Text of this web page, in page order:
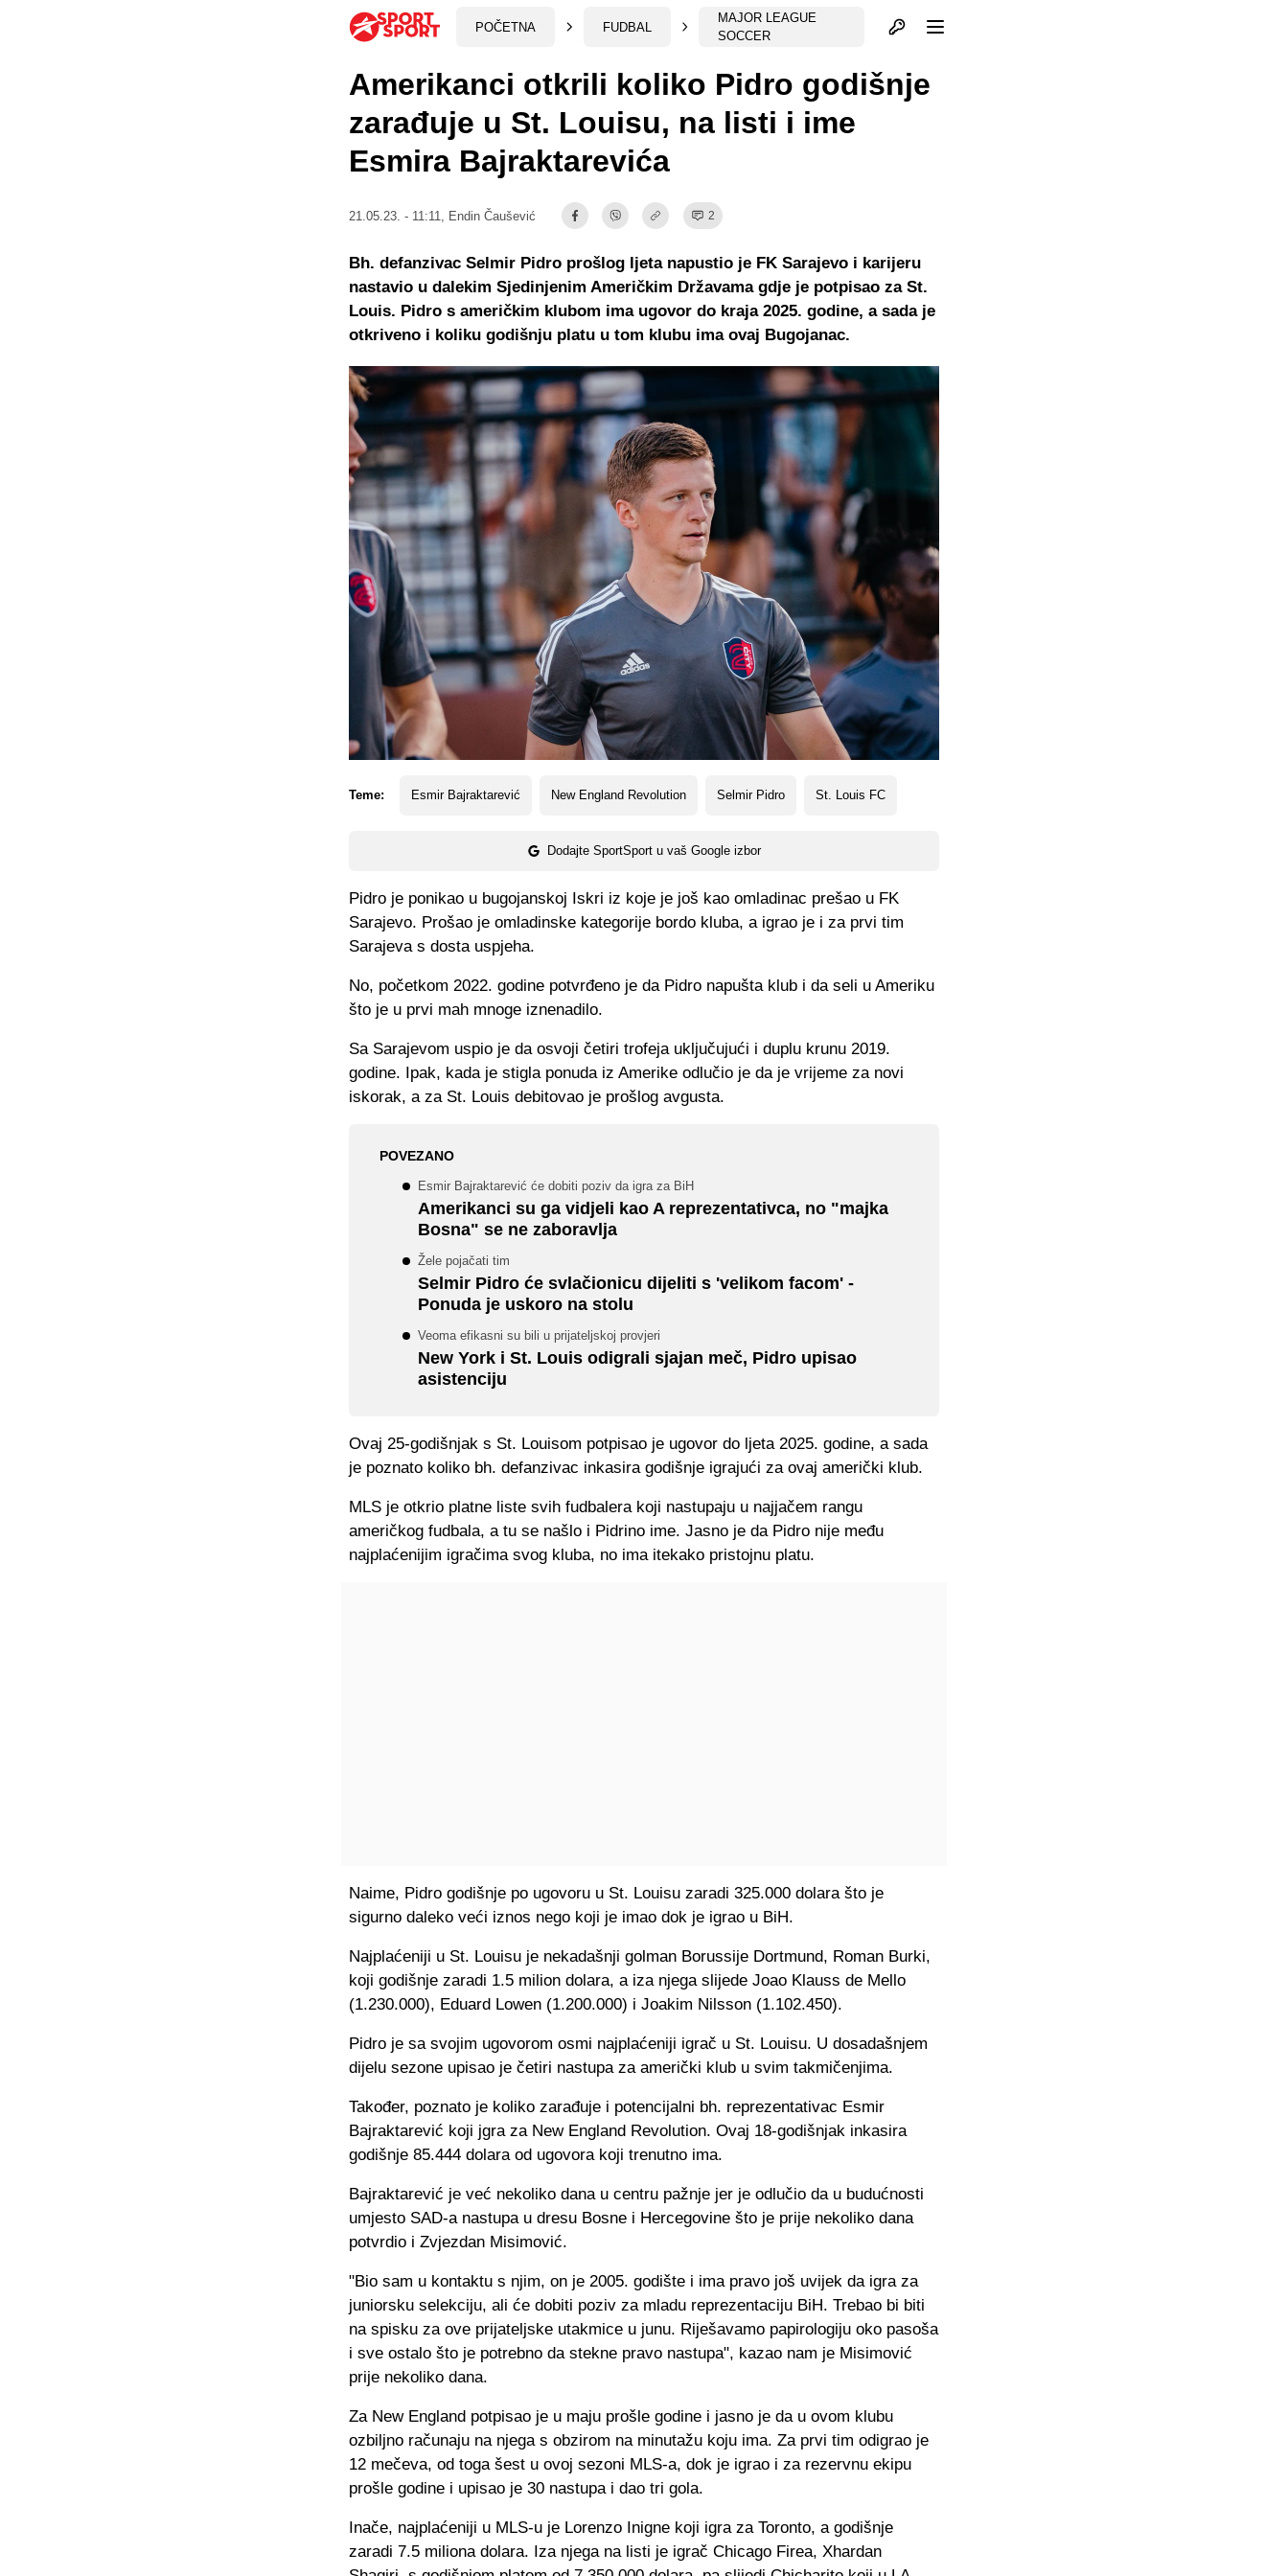
POČETNA FUDBAL
MAJOR LEAGUE
SOCCER
Otvori profil
Amerikanci otkrili koliko Pidro godišnje
zarađuje u St. Louisu, na listi i ime
Esmira Bajraktarevića
21.05.23. - 11:11, Endin Čaušević 2
Teme: Esmir Bajraktarević New England Revolution Selmir Pidro St. Louis FC
Dodajte SportSport u vaš Google izbor
Bh. defanzivac Selmir Pidro prošlog ljeta napustio je FK Sarajevo i karijeru
nastavio u dalekim Sjedinjenim Američkim Državama gdje je potpisao za St.
Louis. Pidro s američkim klubom ima ugovor do kraja 2025. godine, a sada je
otkriveno i koliku godišnju platu u tom klubu ima ovaj Bugojanac.
Pidro je ponikao u bugojanskoj Iskri iz koje je još kao omladinac prešao u FK
Sarajevo. Prošao je omladinske kategorije bordo kluba, a igrao je i za prvi tim
Sarajeva s dosta uspjeha.
No, početkom 2022. godine potvrđeno je da Pidro napušta klub i da seli u Ameriku
što je u prvi mah mnoge iznenadilo.
Sa Sarajevom uspio je da osvoji četiri trofeja uključujući i duplu krunu 2019.
godine. Ipak, kada je stigla ponuda iz Amerike odlučio je da je vrijeme za novi
iskorak, a za St. Louis debitovao je prošlog avgusta.
POVEZANO
Esmir Bajraktarević će dobiti poziv da igra za BiH
Amerikanci su ga vidjeli kao A reprezentativca, no "majka
Bosna" se ne zaboravlja
Žele pojačati tim
Selmir Pidro će svlačionicu dijeliti s 'velikom facom' -
Ponuda je uskoro na stolu
Veoma efikasni su bili u prijateljskoj provjeri
New York i St. Louis odigrali sjajan meč, Pidro upisao
asistenciju
Ovaj 25-godišnjak s St. Louisom potpisao je ugovor do ljeta 2025. godine, a sada
je poznato koliko bh. defanzivac inkasira godišnje igrajući za ovaj američki klub.
MLS je otkrio platne liste svih fudbalera koji nastupaju u najjačem rangu
američkog fudbala, a tu se našlo i Pidrino ime. Jasno je da Pidro nije među
najplaćenijim igračima svog kluba, no ima itekako pristojnu platu.
Naime, Pidro godišnje po ugovoru u St. Louisu zaradi 325.000 dolara što je
sigurno daleko veći iznos nego koji je imao dok je igrao u BiH.
Najplaćeniji u St. Louisu je nekadašnji golman Borussije Dortmund, Roman Burki,
koji godišnje zaradi 1.5 milion dolara, a iza njega slijede Joao Klauss de Mello
(1.230.000), Eduard Lowen (1.200.000) i Joakim Nilsson (1.102.450).
Pidro je sa svojim ugovorom osmi najplaćeniji igrač u St. Louisu. U dosadašnjem
dijelu sezone upisao je četiri nastupa za američki klub u svim takmičenjima.
Također, poznato je koliko zarađuje i potencijalni bh. reprezentativac Esmir
Bajraktarević koji jgra za New England Revolution. Ovaj 18-godišnjak inkasira
godišnje 85.444 dolara od ugovora koji trenutno ima.
Bajraktarević je već nekoliko dana u centru pažnje jer je odlučio da u budućnosti
umjesto SAD-a nastupa u dresu Bosne i Hercegovine što je prije nekoliko dana
potvrdio i Zvjezdan Misimović.
"Bio sam u kontaktu s njim, on je 2005. godište i ima pravo još uvijek da igra za
juniorsku selekciju, ali će dobiti poziv za mladu reprezentaciju BiH. Trebao bi biti
na spisku za ove prijateljske utakmice u junu. Riješavamo papirologiju oko pasoša
i sve ostalo što je potrebno da stekne pravo nastupa", kazao nam je Misimović
prije nekoliko dana.
Za New England potpisao je u maju prošle godine i jasno je da u ovom klubu
ozbiljno računaju na njega s obzirom na minutažu koju ima. Za prvi tim odigrao je
12 mečeva, od toga šest u ovoj sezoni MLS-a, dok je igrao i za rezervnu ekipu
prošle godine i upisao je 30 nastupa i dao tri gola.
Inače, najplaćeniji u MLS-u je Lorenzo Inigne koji igra za Toronto, a godišnje
zaradi 7.5 miliona dolara. Iza njega na listi je igrač Chicago Firea, Xhardan